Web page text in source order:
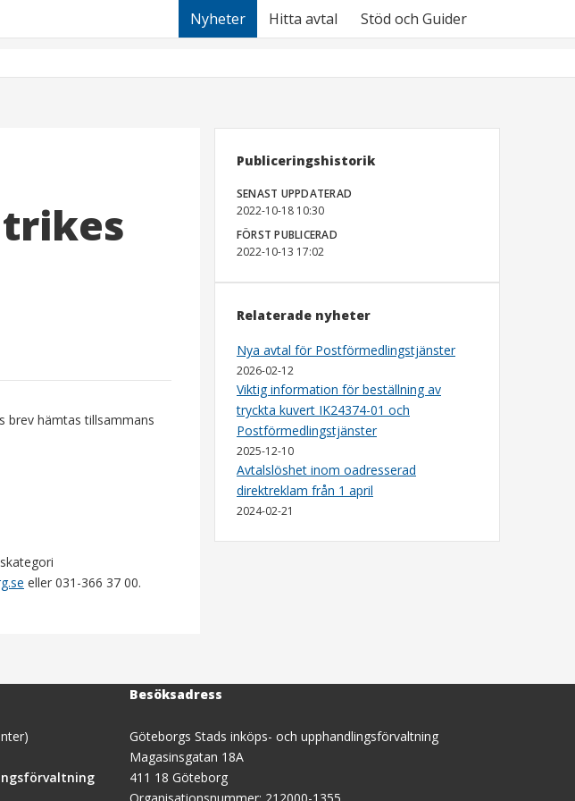
Nyheter Hitta avtal Stöd och Guider
brev hämtas tillsammans
eller 031-366 37 00.
Publiceringshistorik
SENAST UPPDATERAD
2022-10-18 10:30
FÖRST PUBLICERAD
2022-10-13 17:02
Relaterade nyheter
Nya avtal för Postförmedlingstjänster
2026-02-12
Viktig information för beställning av
tryckta kuvert IK24374-01 och
Postförmedlingstjänster
2025-12-10
Avtalslöshet inom oadresserad
direktreklam från 1 april
2024-02-21
(öppnas
Besöksadress
Göteborgs Stads inköps- och upphandlingsförvaltning
Magasinsgatan 18A
411 18 Göteborg